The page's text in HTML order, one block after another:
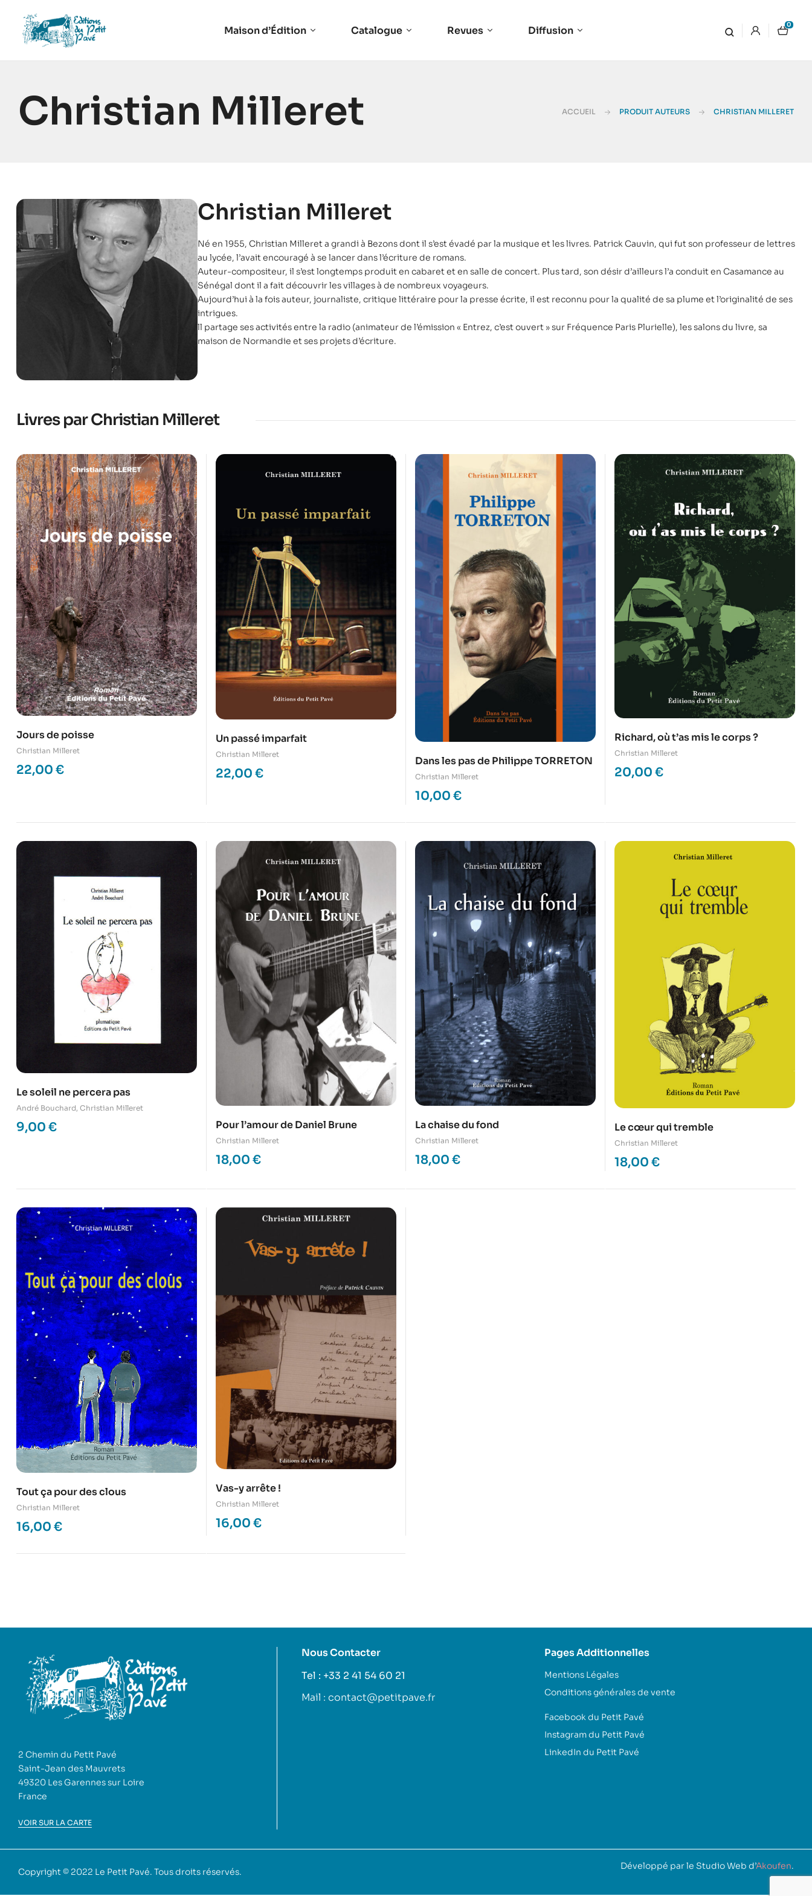
Maison d’Édition Catalogue Revues Diffusion 0
Christian Milleret ACCUEIL PRODUIT AUTEURS CHRISTIAN MILLERET
Christian Milleret
Né en 1955, Christian Milleret a grandi à Bezons dont il s’est évadé par la musique et les livres. Patrick Cauvin, qui fut son professeur de lettres
au lycée, l’avait encouragé à se lancer dans l’écriture de romans.
Auteur-compositeur, il s’est longtemps produit en cabaret et en salle de concert. Plus tard, son désir d’ailleurs l’a conduit en Casamance au
Sénégal dont il a fait découvrir les villages à de nombreux voyageurs.
Aujourd’hui à la fois auteur, journaliste, critique littéraire pour la presse écrite, il est reconnu pour la qualité de sa plume et l’originalité de ses
intrigues.
ll partage ses activités entre la radio (animateur de l’émission « Entrez, c’est ouvert » sur Fréquence Paris Plurielle), les salons du livre, sa
maison de Normandie et ses projets d’écriture.
Livres par Christian Milleret
Jours de poisse
Christian Milleret
22,00 €
Un passé imparfait
Christian Milleret
22,00 €
Dans les pas de Philippe TORRETON
Christian Milleret
10,00 €
Richard, où t’as mis le corps ?
Christian Milleret
20,00 €
Le soleil ne percera pas
André Bouchard, Christian Milleret
9,00 € Pour l’amour de Daniel Brune
Christian Milleret
18,00 €
La chaise du fond
Christian Milleret
18,00 €
Le cœur qui tremble
Christian Milleret
18,00 €
Tout ça pour des clous
Christian Milleret
16,00 €
Vas-y arrête !
Christian Milleret
16,00 €
2 Chemin du Petit Pavé
Saint-Jean des Mauvrets
49320 Les Garennes sur Loire
France
VOIR SUR LA CARTE
Nous Contacter
Tel : +33 2 41 54 60 21
Mail : contact@petitpave.fr
Pages Additionnelles
Mentions Légales
Conditions générales de vente
Facebook du Petit Pavé
Instagram du Petit Pavé
LinkedIn du Petit Pavé
Copyright © 2022 Le Petit Pavé. Tous droits réservés.
Développé par le Studio Web d’Akoufen.